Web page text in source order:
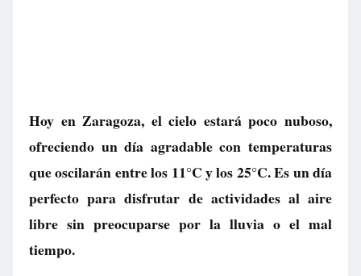
Hoy en Zaragoza, el cielo estará poco nuboso,
ofreciendo un día agradable con temperaturas
que oscilarán entre los 11°C y los 25°C. Es un día
perfecto para disfrutar de actividades al aire
libre sin preocuparse por la lluvia o el mal
tiempo.